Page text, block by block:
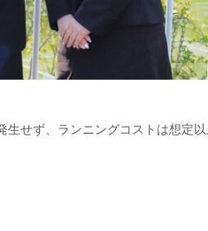
生せず、ランニングコストは想定